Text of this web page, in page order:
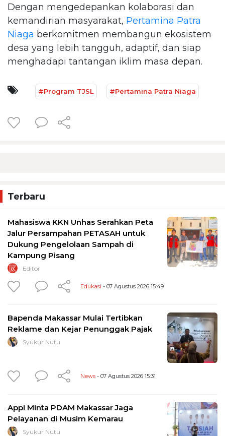
Dengan mengedepankan kolaborasi dan
kemandirian masyarakat, Pertamina Patra
Niaga berkomitmen membangun ekosistem
desa yang lebih tangguh, adaptif, dan siap
menghadapi tantangan iklim masa depan.
#Program TJSL #Pertamina Patra Niaga
Terbaru
Mahasiswa KKN Unhas Serahkan Peta
Jalur Persampahan PETASAH untuk
Dukung Pengelolaan Sampah di
Kampung Pisang
Editor
Edukasi - 07 Agustus 2026 15:49
Bapenda Makassar Mulai Tertibkan
Reklame dan Kejar Penunggak Pajak
Syukur Nutu
News - 07 Agustus 2026 15:31
Appi Minta PDAM Makassar Jaga
Pelayanan di Musim Kemarau
Syukur Nutu